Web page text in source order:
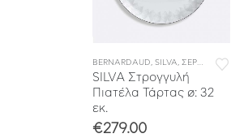
, ΣΕΡΒΙΤΣΙΑ ΦΑΓΗΤΟΥ
BERNARDAUD, SILVA, ΣΕΡΒΙΤΣΙΑ ΠΟΡΣΕΛΑΝΗΣ
SILVA Στρογγυλή
Πιατέλα Τάρτας ø: 32
εκ.
€279.00